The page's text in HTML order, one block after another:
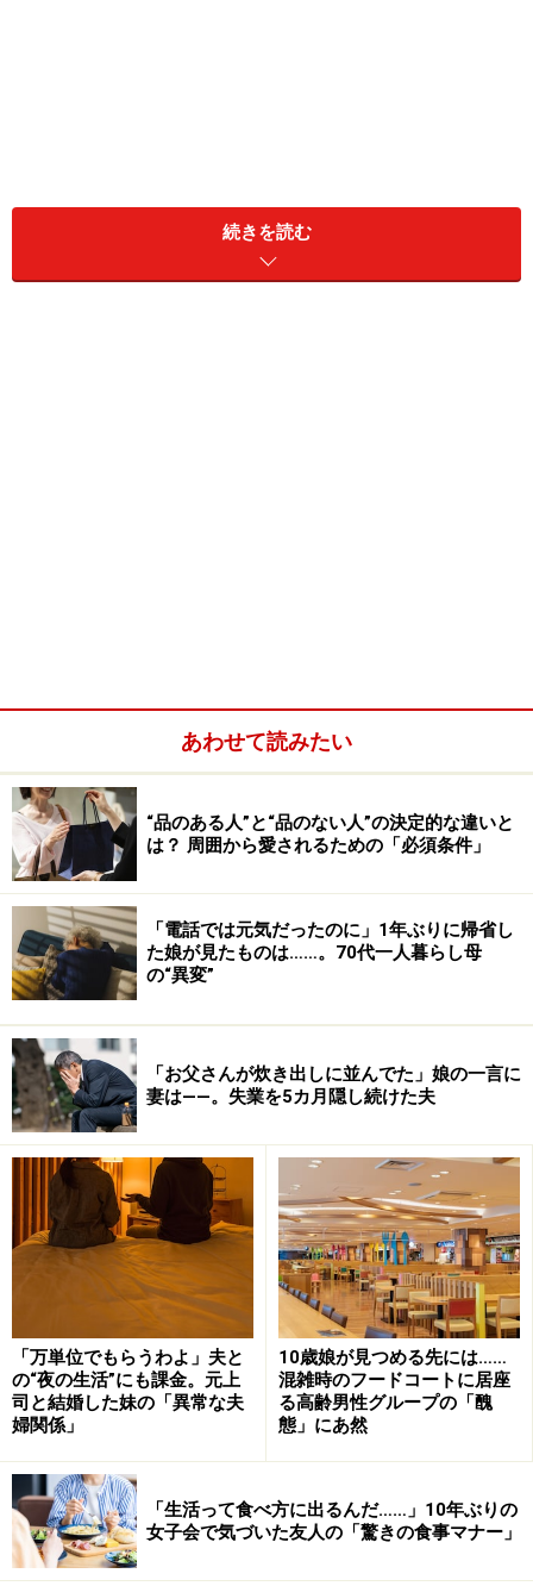
頃の妻と両親の関係がよく見えてきたんです」
在宅ワークで見えてきた、妻の日常
妻は起きるなり子どもを連れて実家である敷地内の母屋
へ。そのままずっと夕飯まで戻ってこない。
「あなたは仕事でしょ。邪魔しちゃ悪いからあっちに行
ってると最初は言っていたんです。でもそのうち休日で
も同じ行動をとるようになった。以前は休日は家族4人
で過ごしていたのに、いつからこんなことになったのか
わからない。気づいたらそういうことになっていたんで
す」
休日、目覚めると妻子はいない。実家を覗くと両親と妻
子が楽しそうに団らんしている。妻が彼を呼びに来るこ
とはない。一緒にあっちに行くかと聞かれれば、もちろ
続きを読む
あわせて読みたい
“品のある人”と“品のない人”の決定的な違いと
は？ 周囲から愛されるための「必須条件」
「電話では元気だったのに」1年ぶりに帰省し
た娘が見たものは……。70代一人暮らし母
の“異変”
「お父さんが炊き出しに並んでた」娘の一言に
妻は――。失業を5カ月隠し続けた夫
「万単位でもらうわよ」夫と
の“夜の生活”にも課金。元上
司と結婚した妹の「異常な夫
婦関係」
10歳娘が見つめる先には……
混雑時のフードコートに居座
る高齢男性グループの「醜
態」にあ然
「生活って食べ方に出るんだ……」10年ぶりの
女子会で気づいた友人の「驚きの食事マナー」